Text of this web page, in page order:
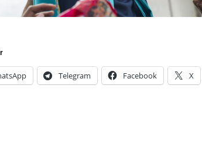
Telegram Facebook X